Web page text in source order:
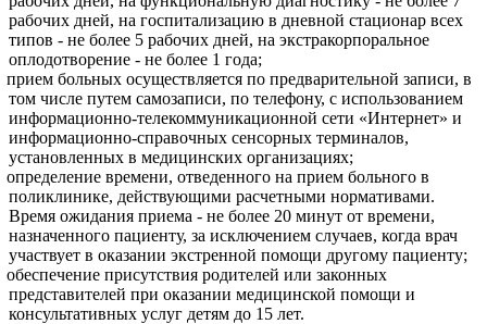
рабочих дней, на госпитализацию в дневной стационар всех
типов - не более 5 рабочих дней, на экстракорпоральное
оплодотворение - не более 1 года;
прием больных осуществляется по предварительной записи, в
том числе путем самозаписи, по телефону, с использованием
информационно-телекоммуникационной сети «Интернет» и
информационно-справочных сенсорных терминалов,
установленных в медицинских организациях;
определение времени, отведенного на прием больного в
поликлинике, действующими расчетными нормативами.
Время ожидания приема - не более 20 минут от времени,
назначенного пациенту, за исключением случаев, когда врач
участвует в оказании экстренной помощи другому пациенту;
обеспечение присутствия родителей или законных
представителей при оказании медицинской помощи и
консультативных услуг детям до 15 лет.